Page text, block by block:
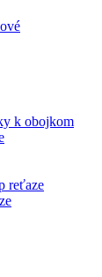
k obojkom
reťaze